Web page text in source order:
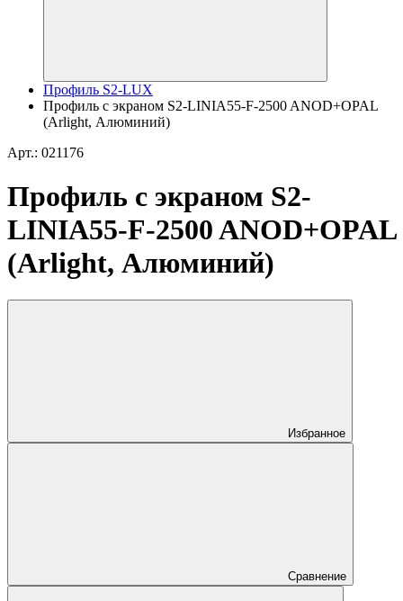
Профиль S2-LUX
Профиль с экраном S2-LINIA55-F-2500 ANOD+OPAL
(Arlight, Алюминий)
Арт.: 021176
Профиль с экраном S2-
LINIA55-F-2500 ANOD+OPAL
(Arlight, Алюминий)
Избранное
Сравнение